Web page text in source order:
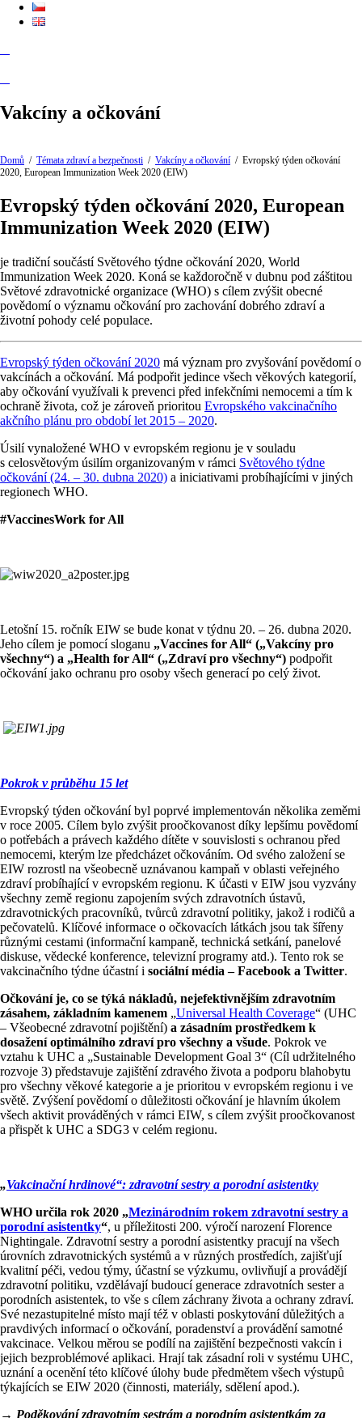
Vakcíny a očkování
Domů / Témata zdraví a bezpečnosti / Vakcíny a očkování / Evropský týden očkování
2020, European Immunization Week 2020 (EIW)
Evropský týden očkování 2020, European
Immunization Week 2020 (EIW)
je tradiční součástí Světového týdne očkování 2020, World
Immunization Week 2020. Koná se každoročně v dubnu pod záštitou
Světové zdravotnické organizace (WHO) s cílem zvýšit obecné
povědomí o významu očkování pro zachování dobrého zdraví a
životní pohody celé populace.
Evropský týden očkování 2020 má význam pro zvyšování povědomí o
vakcínách a očkování. Má podpořit jedince všech věkových kategorií,
aby očkování využívali k prevenci před infekčními nemocemi a tím k
ochraně života, což je zároveň prioritou Evropského vakcinačního
akčního plánu pro období let 2015 – 2020.
Úsilí vynaložené WHO v evropském regionu je v souladu
s celosvětovým úsilím organizovaným v rámci Světového týdne
očkování (24. – 30. dubna 2020) a iniciativami probíhajícími v jiných
regionech WHO.
#VaccinesWork for All
Letošní 15. ročník EIW se bude konat v týdnu 20. – 26. dubna 2020.
Jeho cílem je pomocí sloganu „Vaccines for All“ („Vakcíny pro
všechny“) a „Health for All“ („Zdraví pro všechny“) podpořit
očkování jako ochranu pro osoby všech generací po celý život.
Pokrok v průběhu 15 let
Evropský týden očkování byl poprvé implementován několika zeměmi
v roce 2005. Cílem bylo zvýšit proočkovanost díky lepšímu povědomí
o potřebách a právech každého dítěte v souvislosti s ochranou před
nemocemi, kterým lze předcházet očkováním. Od svého založení se
EIW rozrostl na všeobecně uznávanou kampaň v oblasti veřejného
zdraví probíhající v evropském regionu. K účasti v EIW jsou vyzvány
všechny země regionu zapojením svých zdravotních ústavů,
zdravotnických pracovníků, tvůrců zdravotní politiky, jakož i rodičů a
pečovatelů. Klíčové informace o očkovacích látkách jsou tak šířeny
různými cestami (informační kampaně, technická setkání, panelové
diskuse, vědecké konference, televizní programy atd.). Tento rok se
vakcinačního týdne účastní i sociální média – Facebook a Twitter.
Očkování je, co se týká nákladů, nejefektivnějším zdravotním
zásahem, základním kamenem „Universal Health Coverage“ (UHC
– Všeobecné zdravotní pojištění) a zásadním prostředkem k
dosažení optimálního zdraví pro všechny a všude. Pokrok ve
vztahu k UHC a „Sustainable Development Goal 3“ (Cíl udržitelného
rozvoje 3) představuje zajištění zdravého života a podporu blahobytu
pro všechny věkové kategorie a je prioritou v evropském regionu i ve
světě. Zvýšení povědomí o důležitosti očkování je hlavním úkolem
všech aktivit prováděných v rámci EIW, s cílem zvýšit proočkovanost
a přispět k UHC a SDG3 v celém regionu.
„Vakcinační hrdinové“: zdravotní sestry a porodní asistentky
WHO určila rok 2020 „Mezinárodním rokem zdravotní sestry a
porodní asistentky“, u příležitosti 200. výročí narození Florence
Nightingale. Zdravotní sestry a porodní asistentky pracují na všech
úrovních zdravotnických systémů a v různých prostředích, zajišťují
kvalitní péči, vedou týmy, účastní se výzkumu, ovlivňují a provádějí
zdravotní politiku, vzdělávají budoucí generace zdravotních sester a
porodních asistentek, to vše s cílem záchrany života a ochrany zdraví.
Své nezastupitelné místo mají též v oblasti poskytování důležitých a
pravdivých informací o očkování, poradenství a provádění samotné
vakcinace. Velkou měrou se podílí na zajištění bezpečnosti vakcín i
jejich bezproblémové aplikaci. Hrají tak zásadní roli v systému UHC,
uznání a ocenění této klíčové úlohy bude předmětem všech výstupů
týkajících se EIW 2020 (činnosti, materiály, sdělení apod.).
→ Poděkování zdravotním sestrám a porodním asistentkám za